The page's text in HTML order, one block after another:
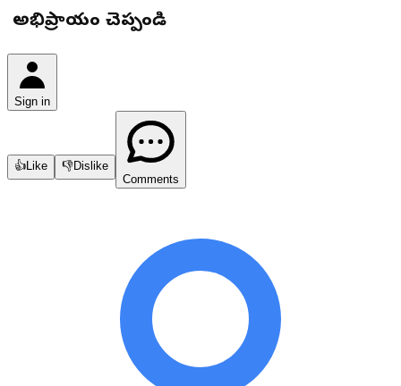
మీ అభిప్రాయం చెప్పండి
Sign in
👍Like 👎Dislike
Comments